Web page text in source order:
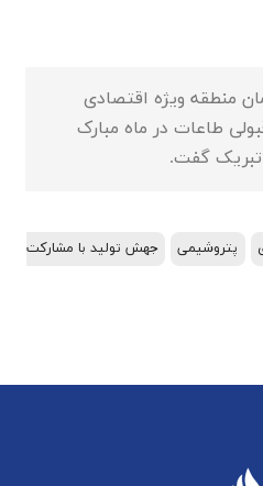
منطقه ویژه اقتصادی
طاعات در ماه مبارک
پتروشیمی
جهش تولید با مشارکت